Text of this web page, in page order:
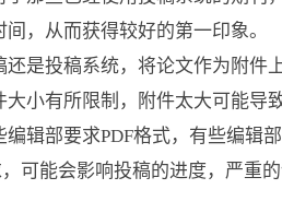
，从而获得较好的第一印象。
还是投稿系统，将论文作为附件
小有所限制，附件太大可能导
辑部要求PDF格式，有些编辑
可能会影响投稿的进度，严重